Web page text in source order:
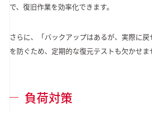
で、復旧作業を効率化できます。
さらに、「バックアップはあるが、実際に
を防ぐため、定期的な復元テストも欠かせま
負荷対策